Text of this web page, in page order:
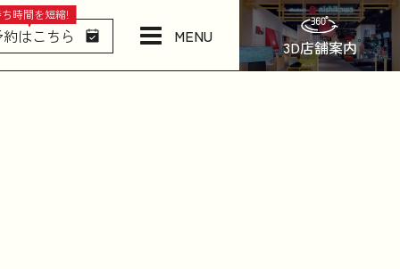
時間を短縮!
はこちら MENU
3D店舗案内